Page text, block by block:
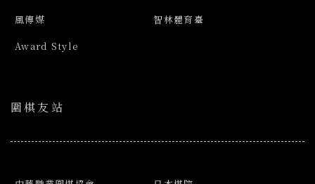
風傳媒
智林體育臺
Award Style
圍棋友站